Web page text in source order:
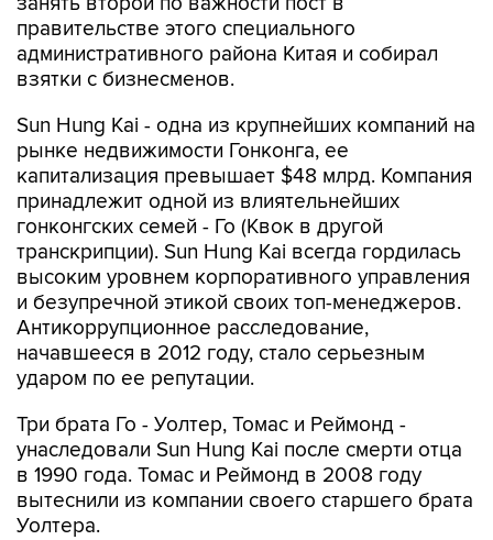
правительстве этого специального
административного района Китая и собирал
взятки с бизнесменов.
Sun Hung Kai - одна из крупнейших компаний на
рынке недвижимости Гонконга, ее
капитализация превышает $48 млрд. Компания
принадлежит одной из влиятельнейших
гонконгских семей - Го (Квок в другой
транскрипции). Sun Hung Kai всегда гордилась
высоким уровнем корпоративного управления
и безупречной этикой своих топ-менеджеров.
Антикоррупционное расследование,
начавшееся в 2012 году, стало серьезным
ударом по ее репутации.
Три брата Го - Уолтер, Томас и Реймонд -
унаследовали Sun Hung Kai после смерти отца
в 1990 года. Томас и Реймонд в 2008 году
вытеснили из компании своего старшего брата
Уолтера.